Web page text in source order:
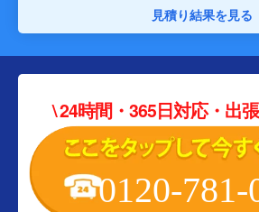
見積り結果を見る
\ 24時間・365日対応・出
0120-781-